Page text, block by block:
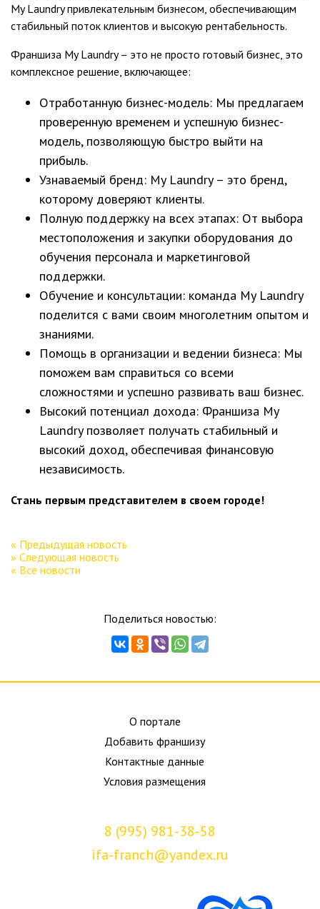
My Laundry привлекательным бизнесом, обеспечивающим
стабильный поток клиентов и высокую рентабельность.
Франшиза My Laundry – это не просто готовый бизнес, это
комплексное решение, включающее:
Отработанную бизнес-модель: Мы предлагаем
проверенную временем и успешную бизнес-
модель, позволяющую быстро выйти на
прибыль.
Узнаваемый бренд: My Laundry – это бренд,
которому доверяют клиенты.
Полную поддержку на всех этапах: От выбора
местоположения и закупки оборудования до
обучения персонала и маркетинговой
поддержки.
Обучение и консультации: команда My Laundry
поделится с вами своим многолетним опытом и
знаниями.
Помощь в организации и ведении бизнеса: Мы
поможем вам справиться со всеми
сложностями и успешно развивать ваш бизнес.
Высокий потенциал дохода: Франшиза My
Laundry позволяет получать стабильный и
высокий доход, обеспечивая финансовую
независимость.
Стань первым представителем в своем городе!
« Предыдущая новость
» Следующая новость
« Все новости
Поделиться новостью:
О портале
Добавить франшизу
Контактные данные
Условия размещения
8 (995) 981-38-58
ifa-franch@yandex.ru